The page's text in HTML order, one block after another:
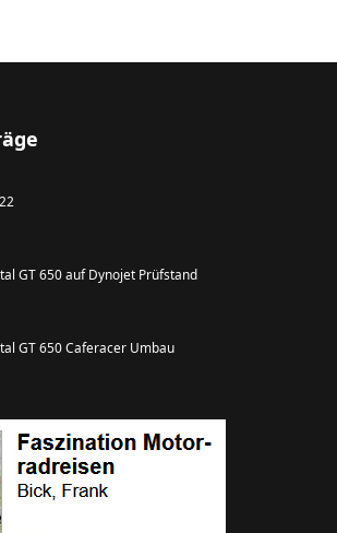
GT 650 auf Dynojet Prüfstand
GT 650 Caferacer Umbau